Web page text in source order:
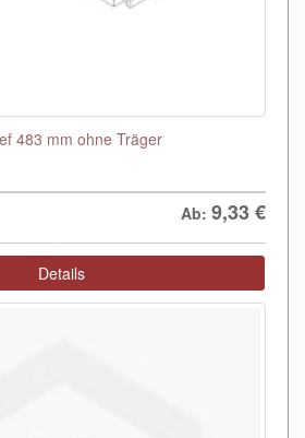
483 mm ohne Träger
Ab: 9,33€
Details